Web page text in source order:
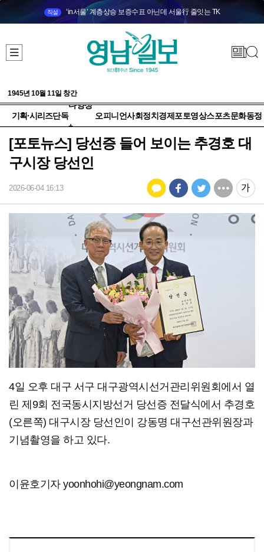
직설 ‘in서울’ 계층상승 보증수표 아닌데 서울行 줄잇는 TK
1945년 10월 11일 창간
기획·시리즈단독
다양성
+
오피니언사회정치 경제 포토영상스포츠문화동정
[포토뉴스] 당선증 들어 보이는 추경호 대
구시장 당선인
2026-06-04 16:13
4일 오후 대구 서구 대구광역시선거관리위원회에서 열
린 제9회 전국동시지방선거 당선증 전달식에서 추경호
(오른쪽) 대구시장 당선인이 강동명 대구선관위원장과
기념촬영을 하고 있다.
이윤호기자 yoonhohi@yeongnam.com